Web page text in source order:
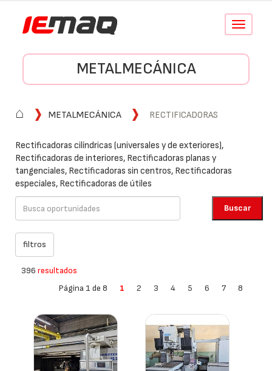
Conmutar
METALMECÁNICA
⌂ METALMECÁNICA RECTIFICADORAS
Rectificadoras cilíndricas (universales y de exteriores),
Rectificadoras de interiores, Rectificadoras planas y
tangenciales, Rectificadoras sin centros, Rectificadoras
especiales, Rectificadoras de útiles
396 resultados
Página 1 de 8
1 2 3 4 5 6 7 8